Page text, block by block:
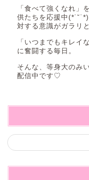
「食べて強くなれ」
供たちを応援中
対する意識がガラリ
「いつまでもキレイ
に奮闘する毎日。
そんな、等身大のみ
配信中です♡